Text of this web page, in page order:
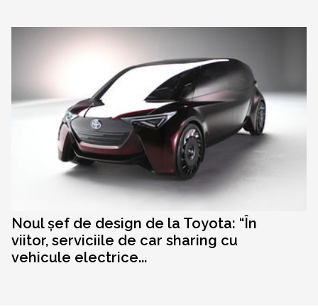
Noul șef de design de la Toyota: “În
viitor, serviciile de car sharing cu
vehicule electrice...